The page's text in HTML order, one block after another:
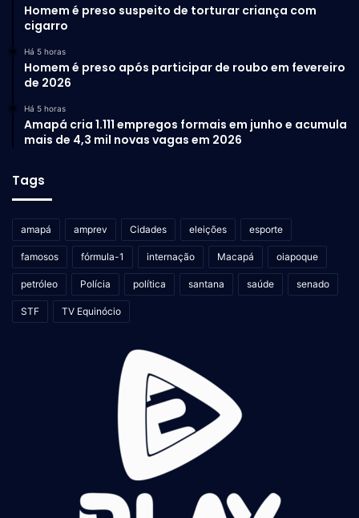
Homem é preso suspeito de torturar criança com
cigarro
Há 5 horas
Homem é preso após participar de roubo em fevereiro
de 2026
Há 5 horas
Amapá cria 1.111 empregos formais em junho e acumula
mais de 4,3 mil novas vagas em 2026
Tags
amapá amprev Cidades eleições esporte
famosos fórmula-1 internação Macapá oiapoque
petróleo Polícia política santana saúde senado
STF TV Equinócio